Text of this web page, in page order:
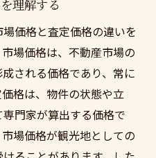
理解する
価格と査定価格の違いを
場価格は、不動産市場の
される価格であり、常に
格は、物件の状態や立
門家が算出する価格で
場価格が観光地としての